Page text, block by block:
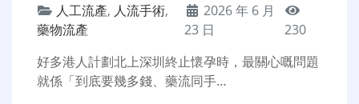
人工流產, 人流手術,
藥物流產
2026 年 6 月
23 日
230
好多港人計劃北上深圳終止懷孕時，最關心嘅問題
就係「到底要幾多錢、藥流同手…